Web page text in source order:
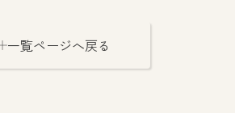
一覧ページへ戻る